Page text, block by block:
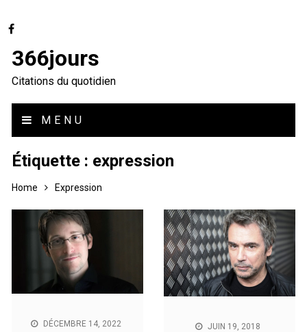
366jours
Citations du quotidien
MENU
Étiquette : expression
Home Expression
DÉCEMBRE 14, 2022 JUIN 19, 2018